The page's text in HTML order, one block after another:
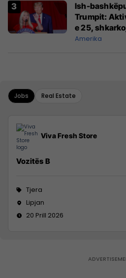
Ish-
Trumpit:
e 25,
Amerika
Jobs Real Estate
Viva Fresh Store
Vozitës B
Tjera
Lipjan
20 Prill 2026